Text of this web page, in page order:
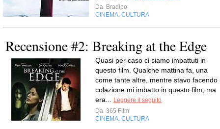
Da Bradipo
CINEMA CULTURA
Recensione #2: Breaking at the Edge
Quasi per caso ci siamo imbattuti in
questo film. Qualche mattina fa, una
come tante altre, mentre stavo facendo
colazione mi imbatto in questo film, ma
era...
Leggere il seguito
Da 365 Film
CINEMA CULTURA